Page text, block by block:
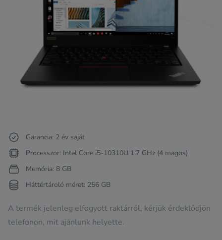
Garancia: 2 év saját
Processzor: Intel Core i5-10310U 1.7 GHz (4 magos)
Memória: 8 GB
Háttértároló méret: 256 GB
A termék jelenleg elfogyott raktárról, kérjük érdeklődjön
telefonon, mit ajánlunk helyette.